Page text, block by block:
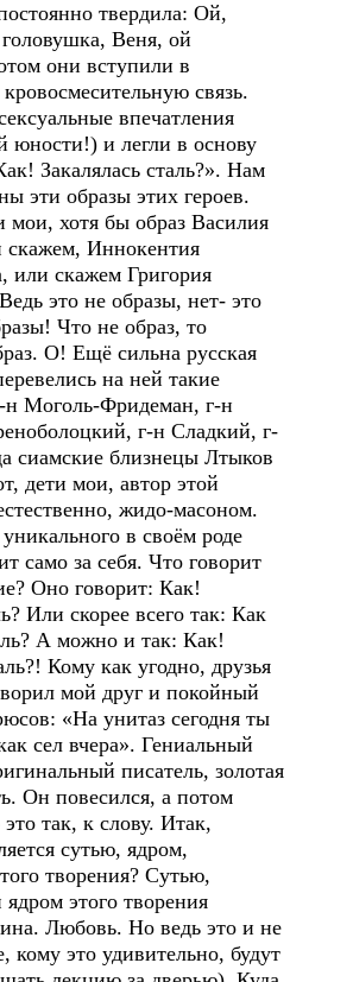
твердила: Ой,
Веня, ой
они вступили в
связь.
впечатления
юности!) и легли в основу
Закалялась сталь?». Нам
эти образы этих героев.
хотя бы образ Василия
скажем, Иннокентия
или скажем Григория
это не образы, нет- это
Что не образ, то
О! Ещё сильна русская
на ней такие
н Моголь-Фридеман, г-н
г-н Сладкий, г-
сиамские близнецы Лтыков
дети мои, автор этой
жидо-масоном.
в своём роде
само за себя. Что говорит
Оно говорит: Как!
Или скорее всего так: Как
А можно и так: Как!
Кому как угодно, друзья
мой друг и покойный
«На унитаз сегодня ты
сел вчера». Гениальный
писатель, золотая
Он повесился, а потом
так, к слову. Итак,
сутью, ядром,
творения? Сутью,
этого творения
Любовь. Но ведь это и не
кому это удивительно, будут